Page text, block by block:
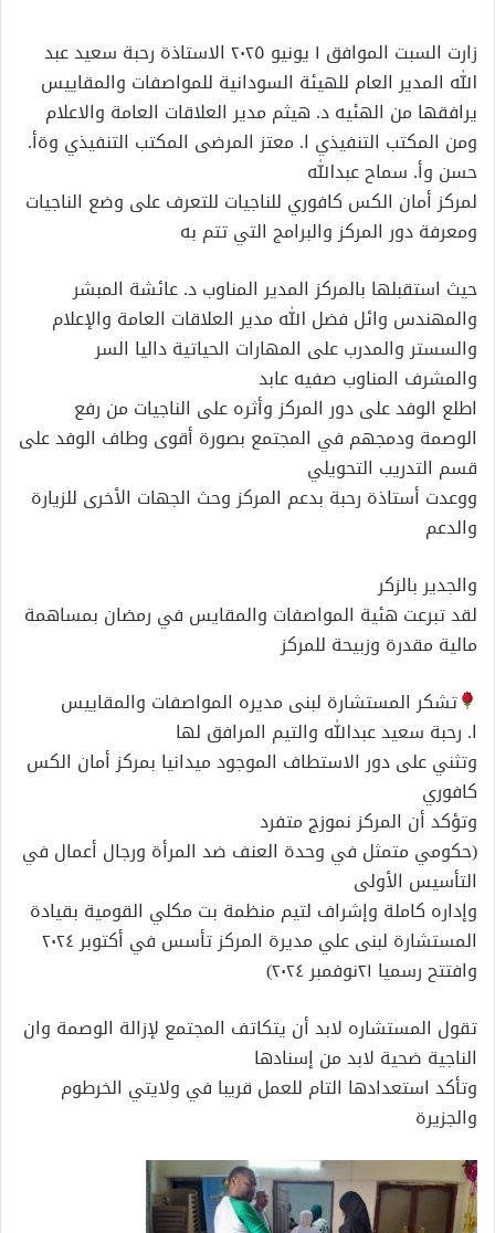
زارت السبت الموافق ١ يونيو ٢٠٢٥ الاستاذة رحبة سعيد عبد
الله المدير العام للهيئة السودانية للمواصفات والمقاييس
يرافقها من الهئيه د. هيثم مدير العلاقات العامة والاعلام
ومن المكتب التنفيذي ا. معتز المرضى المكتب التنفيذي وةأ.
حسن وأ. سماح عبدالله
لمركز أمان الكس كافوري للناجيات للتعرف على وضع الناجيات
ومعرفة دور المركز والبرامج التي تتم به
حيث استقبلها بالمركز المدير المناوب د. عائشة المبشر
والمهندس وائل فضل الله مدير العلاقات العامة والإعلام
والسستر والمدرب على المهارات الحياتية داليا السر
والمشرف المناوب صفيه عابد
اطلع الوفد على دور المركز وأثره على الناجيات من رفع
الوصمة ودمجهم في المجتمع بصورة أقوى وطاف الوفد على
قسم التدريب التحويلي
ووعدت أستاذة رحبة بدعم المركز وحث الجهات الأخرى للزيارة
والدعم
والجدير بالزكر
لقد تبرعت هئية المواصفات والمقايس في رمضان بمساهمة
مالية مقدرة وزبيحة للمركز
تشكر المستشارة لبنى مديره المواصفات والمقاييس
ا. رحبة سعيد عبدالله والتيم المرافق لها
وتثني على دور الاستطاف الموجود ميدانيا بمركز أمان الكس
كافوري
وتؤكد أن المركز نموزج متفرد
(حكومي متمثل في وحدة العنف ضد المرأة ورجال أعمال في
التأسيس الأولى
وإداره كاملة وإشراف لتيم منظمة بت مكلي القومية بقيادة
المستشارة لبنى علي مديرة المركز تأسس في أكتوبر ٢٠٢٤
وافتتح رسميا ٢١نوفمبر ٢٠٢٤)
تقول المستشاره لابد أن يتكاتف المجتمع لإزالة الوصمة وان
الناجية ضحية لابد من إسنادها
وتأكد استعدادها التام للعمل قريبا في ولايتي الخرطوم
والجزيرة